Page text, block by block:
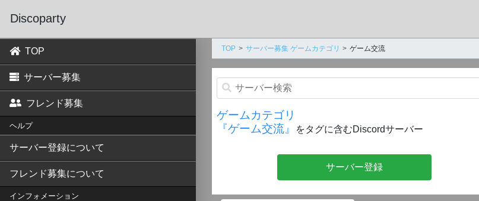
Discoparty
TOP
サーバー募集
フレンド募集
ヘルプ
サーバー登録について
フレンド募集について
インフォメーション
TOP サーバー募集 ゲームカテゴリ ゲーム交流
ゲームカテゴリ
『ゲーム交流』
をタグに含むDiscordサーバー
サーバー登録